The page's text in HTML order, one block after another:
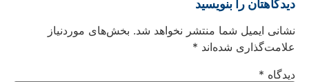
دیدگاهتان را بنویسید
نشانی ایمیل شما منتشر نخواهد شد. بخش‌های موردنیاز
علامت‌گذاری شده‌اند *
دیدگاه *